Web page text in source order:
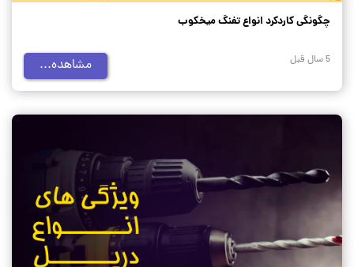
چگونگی کاردکرد انواع تفنگ میخکوب
5 سال قبل مشاهده...